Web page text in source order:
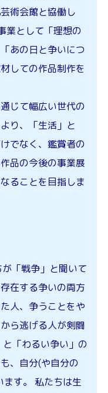
術会館と協働し
業として「理想の
あの日と争いにつ
しての作品制作を
じて幅広い世代の
り、「生活」と
でなく、鑑賞者の
品の今後の事業展
ることを目指しま
が「戦争」と聞いて
在する争いの両方
人、争うことをや
ら逃げる人が剣闘
「わるい争い」の
、自分(や自分の
す。 私たちは生